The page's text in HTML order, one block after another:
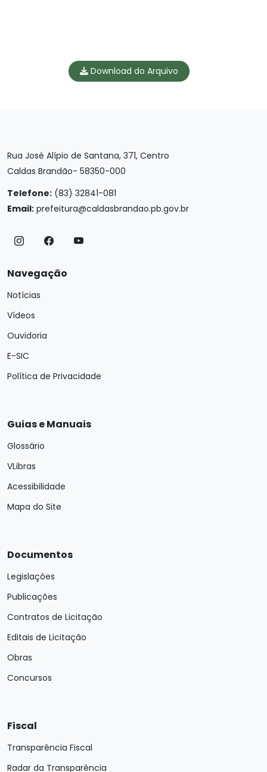
Download do Arquivo
Rua José Alípio de Santana, 371, Centro
Caldas Brandão- 58350-000
Telefone: (83) 32841-081
Email: prefeitura@caldasbrandao.pb.gov.br
Navegação
Notícias
Vídeos
Ouvidoria
E-SIC
Política de Privacidade
Guias e Manuais
Glossário
VLibras
Acessibilidade
Mapa do Site
Documentos
Legislações
Publicações
Contratos de Licitação
Editais de Licitação
Obras
Concursos
Fiscal
Transparência Fiscal
Radar da Transparência